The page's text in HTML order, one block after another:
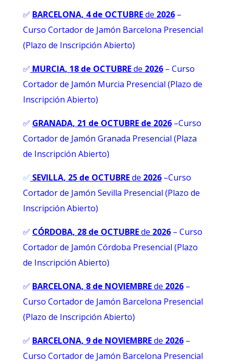
✅ BARCELONA, 4 de OCTUBREde 2026–
Curso Cortador de Jamón Barcelona Presencial
(Plazo de Inscripción Abierto)
✅ MURCIA, 18 de OCTUBREde 2026– Curso
Cortador de Jamón Murcia Presencial (Plazo de
Inscripción Abierto)
✅ GRANADA, 21 de OCTUBRE de 2026–Curso
Cortador de Jamón Granada Presencial (Plaza
de Inscripción Abierto)
✅ SEVILLA, 25 de OCTUBREde 2026–Curso
Cortador de Jamón Sevilla Presencial (Plazo de
Inscripción Abierto)
✅ CÓRDOBA, 28 de OCTUBREde 2026– Curso
Cortador de Jamón Córdoba Presencial (Plazo
de Inscripción Abierto)
✅ BARCELONA, 8 de NOVIEMBREde 2026–
Curso Cortador de Jamón Barcelona Presencial
(Plazo de Inscripción Abierto)
✅ BARCELONA, 9 de NOVIEMBREde 2026–
Curso Cortador de Jamón Barcelona Presencial